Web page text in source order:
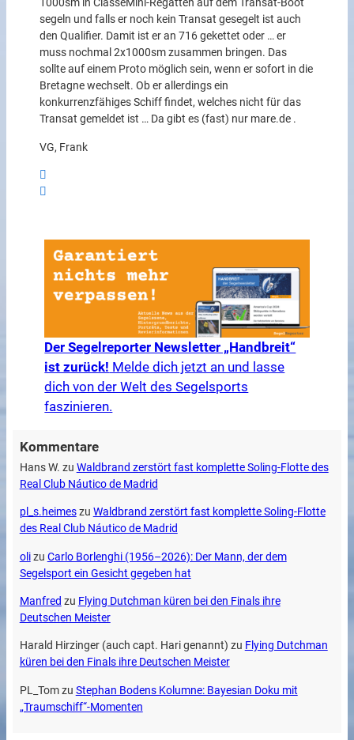
1000sm in ClasseMini-Regatten auf dem Transat-Boot
segeln und falls er noch kein Transat gesegelt ist auch
den Qualifier. Damit ist er an 716 gekettet oder … er
muss nochmal 2x1000sm zusammen bringen. Das
sollte auf einem Proto möglich sein, wenn er sofort in die
Bretagne wechselt. Ob er allerdings ein
konkurrenzfähiges Schiff findet, welches nicht für das
Transat gemeldet ist … Da gibt es (fast) nur mare.de .
VG, Frank
Der Segelreporter Newsletter „Handbreit“
ist zurück! Melde dich jetzt an und lasse
dich von der Welt des Segelsports
faszinieren.
Kommentare
Hans W. zu Waldbrand zerstört fast komplette Soling-Flotte des
Real Club Náutico de Madrid
pl_s.heimeszu Waldbrand zerstört fast komplette Soling-Flotte
des Real Club Náutico de Madrid
olizu Carlo Borlenghi (1956–2026): Der Mann, der dem
Segelsport ein Gesicht gegeben hat
Manfred zu Flying Dutchman küren bei den Finals ihre
Deutschen Meister
Harald Hirzinger (auch capt. Hari genannt) zu Flying Dutchman
küren bei den Finals ihre Deutschen Meister
PL_Tomzu Stephan Bodens Kolumne: Bayesian Doku mit
„Traumschiff“-Momenten